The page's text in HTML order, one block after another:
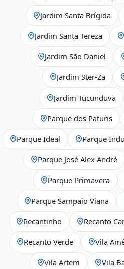
Jardim Santa Brígida
Jardim Santa Tereza
Jardim São Daniel
Jardim Ster‑Za
Jardim Tucunduva
Parque dos Paturis
Parque Ideal Parque
Parque José Alex André
Parque Primavera
Parque Sampaio Viana
Recantinho Recanto
Recanto Verde Vila
Vila Artem Vila